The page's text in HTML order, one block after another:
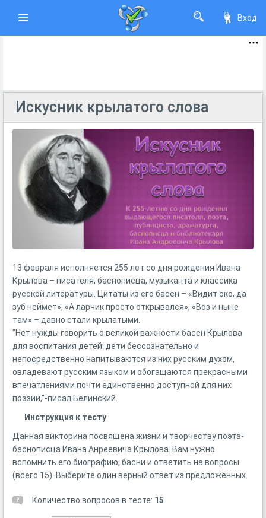
Вход
Искусник крылатого слова
13 февраля исполняется 255 лет со дня рождения Ивана
Крылова – писателя, баснописца, музыканта и классика
русской литературы. Цитаты из его басен – «Видит око, да
зуб неймет», «А ларчик просто открывался», «Воз и ныне
там» – давно стали крылатыми.
"Нет нужды говорить о великой важности басен Крылова
для воспитания детей: дети бессознательно и
непосредственно напитываются из них русским духом,
овладевают русским языком и обогащаются прекрасными
впечатлениями почти единственно доступной для них
поэзии,"-писал Белинский.
Инструкция к тесту
Данная викторина посвящена жизни и творчеству поэта-
баснописца Ивана Анреевича Крылова. Вам нужно
вспомнить его биографию, басни и ответить на вопросы.
(всего 15). Выберите один верный ответ из предложенных.
Количество вопросов в тесте: 15